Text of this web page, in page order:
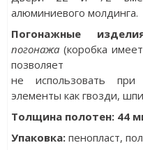
алюминиевого молдинга.
Погонажные
погонажа(коробка
позволяет
не использовать
элементы как гвозди,
Толщина полотен: 44
Упаковка:пенопласт,